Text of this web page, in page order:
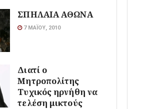
ΣΠΗΛΑΙΑ ΑΘΩΝΑ
7 ΜΑΪ́ΟΥ, 2010
Διατί ο
Μητροπολίτης
Τυχικός ηρνήθη να
τελέση μικτούς